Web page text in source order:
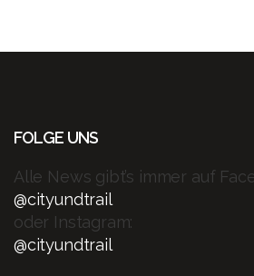
FOLGE UNS
Alle News gibt’s immer auf
@cityundtrail
oder Instagram:
@cityundtrail